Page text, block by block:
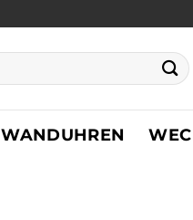
WANDUHREN